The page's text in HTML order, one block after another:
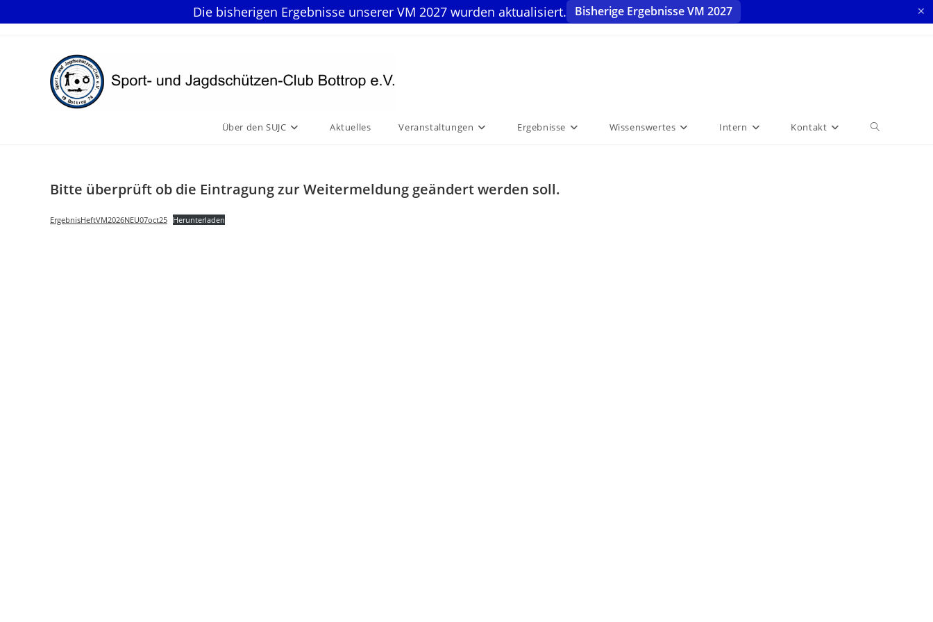
Die bisherigen Ergebnisse unserer VM 2027 wurden aktualisiert. Bisherige Ergebnisse VM 2027
✕
Über den SUJC Aktuelles Veranstaltungen Ergebnisse Wissenswertes Intern Kontakt Website-
Bitte überprüft ob die Eintragung zur Weitermeldung geändert werden soll.
ErgebnisHeftVM2026NEU07oct25 Herunterladen